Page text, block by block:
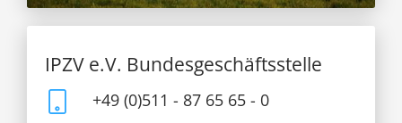
IPZV e.V. Bundesgeschäftsstelle
+49 (0)511 - 87 65 65 - 0